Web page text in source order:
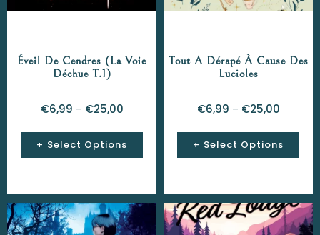
Éveil De Cendres (La Voie
Déchue T.1)
€6,99 – €25,00
Select Options
Tout A Dérapé À Cause Des
Lucioles
€6,99 – €25,00
Select Options